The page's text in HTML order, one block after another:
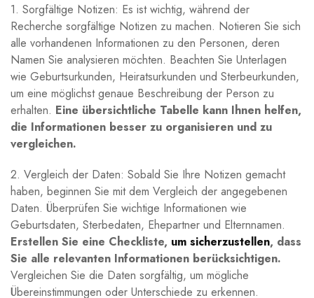
1. Sorgfältige Notizen: Es ist wichtig, während der
Recherche sorgfältige Notizen zu machen. Notieren Sie sich
alle vorhandenen Informationen zu den Personen, deren
Namen Sie analysieren möchten. Beachten Sie Unterlagen
wie Geburtsurkunden, Heiratsurkunden und Sterbeurkunden,
um eine möglichst genaue Beschreibung der Person zu
erhalten. Eine übersichtliche Tabelle kann Ihnen helfen,
die Informationen besser zu organisieren und zu
vergleichen.
2. Vergleich der Daten: Sobald Sie Ihre Notizen gemacht
haben, beginnen Sie mit dem Vergleich der angegebenen
Daten. Überprüfen Sie wichtige Informationen wie
Geburtsdaten, Sterbedaten, Ehepartner und Elternnamen.
Erstellen Sie eine Checkliste, um sicherzustellen, dass
Sie alle relevanten Informationen berücksichtigen.
Vergleichen Sie die Daten sorgfältig, um mögliche
Übereinstimmungen oder Unterschiede zu erkennen.